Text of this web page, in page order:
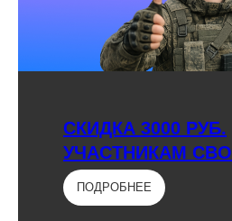
СКИДКА 3000 РУБ.
УЧАСТНИКАМ СВО
ПОДРОБНЕЕ